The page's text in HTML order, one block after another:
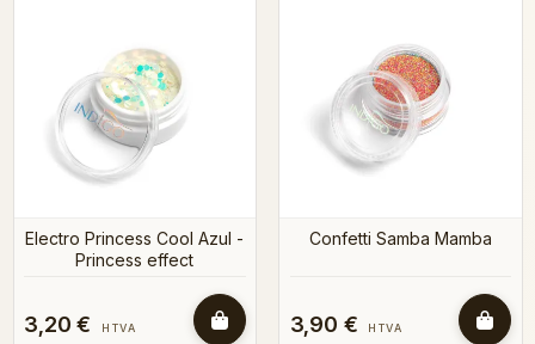
Electro Princess Cool Azul -
Princess effect
3,20 € HTVA
Confetti Samba Mamba
3,90 € HTVA